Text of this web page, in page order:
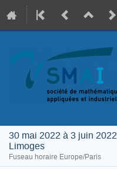
30 mai 2022 à 3 juin 2022
Limoges
Fuseau horaire Europe/Paris